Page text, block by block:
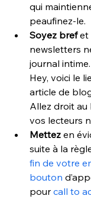
qui
peaufinez-le.
Soyez bref et
newsletters
journal
Hey, voici le
article de
Allez droit
vos lecteurs
Mettez en
suite à la
fin de votre
bouton
pour call to